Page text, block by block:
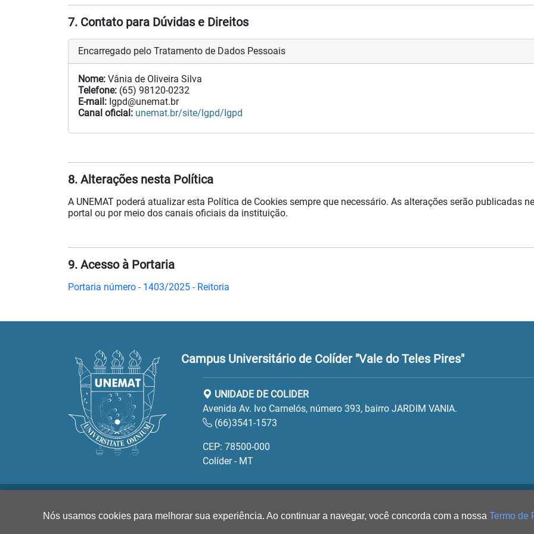
7. Contato para Dúvidas e Direitos
Encarregado pelo Tratamento de Dados Pessoais
Nome: Vânia de Oliveira Silva
Telefone: (65) 98120-0232
E-mail: Igpd@unemat.br
Canal oficial: unemat.br/site/lgpd/Igpd
8. Alterações nesta Política
A UNEMAT poderá atualizar esta Política de Cookies sempre que necessário. As alterações serão publicadas
portal ou por meio dos canais oficiais da instituição.
9. Acesso à Portaria
Portaria número - 1403/2025 - Reitoria
Campus Universitário de Colíder "Vale do Teles Pires"
UNIDADE DE COLIDER
Avenida Av. Ivo Carnelós, número 393, bairro JARDIM VANIA.
(66)3541-1573
CEP: 78500-000
Colíder - MT
Nós usamos cookies para melhorar sua experiência. Ao continuar a navegar, você concorda com a nossa Termo de